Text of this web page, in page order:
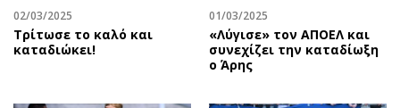
02/03/2025
Τρίτωσε το καλό και
καταδιώκει!
01/03/2025
«Λύγισε» τον ΑΠΟΕΛ και
συνεχίζει την καταδίωξη
ο Άρης